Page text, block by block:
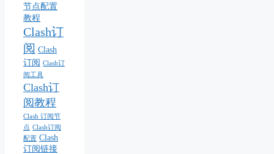
节点配置
教程
Clash订
阅 Clash
订阅 Clash订
阅工具
Clash订
阅教程
Clash 订阅节
点 Clash订阅
配置 Clash
订阅链接